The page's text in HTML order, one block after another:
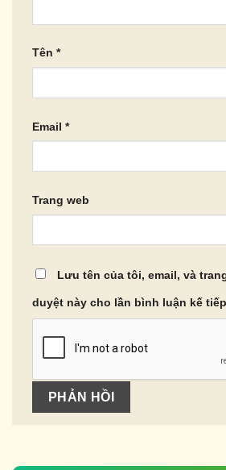
Tên *
Email *
Trang web
Lưu tên của tôi, email, và
duyệt này cho lần bình luận kế